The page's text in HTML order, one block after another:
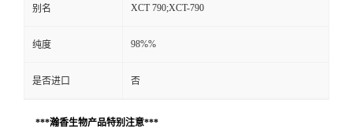
别名 XCT 790;XCT-790
纯度 98%%
是否进口 否
***瀚香生物产品特别注意***